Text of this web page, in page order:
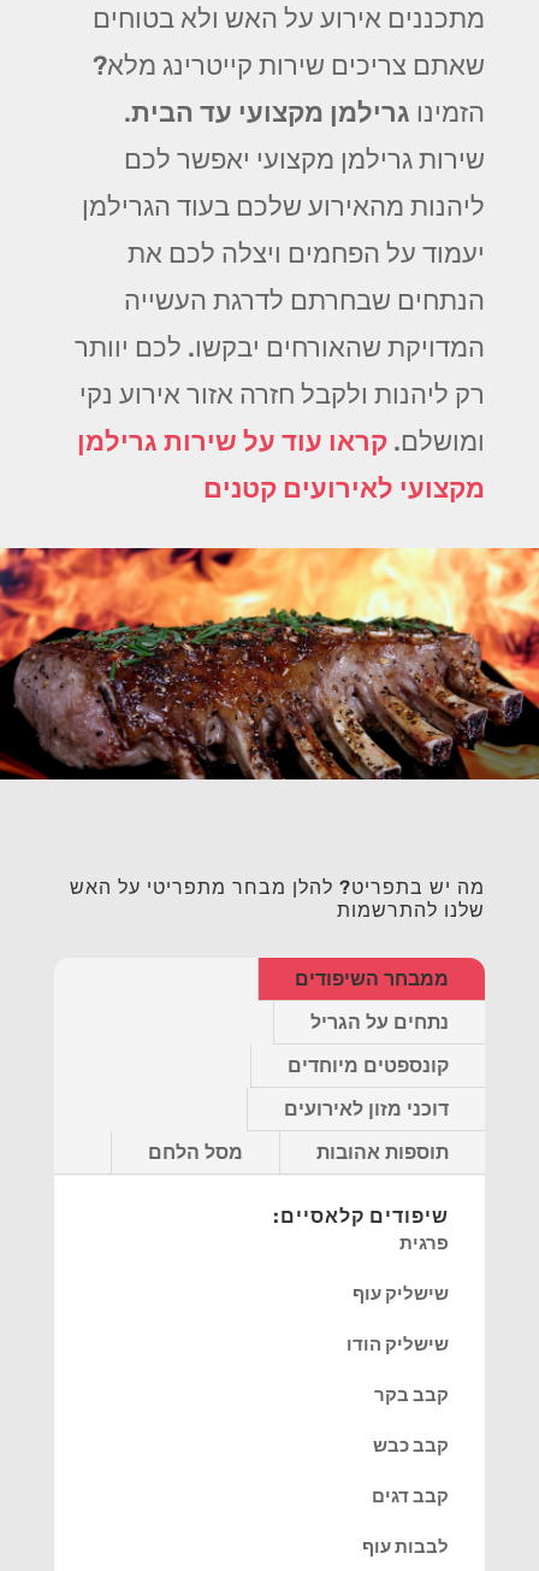
מתכננים אירוע על האש ולא בטוחים
שאתם צריכים שירות קייטרינג מלא?
הזמינו גרילמן מקצועי עד הבית.
שירות גרילמן מקצועי יאפשר לכם
ליהנות מהאירוע שלכם בעוד הגרילמן
יעמוד על הפחמים ויצלה לכם את
הנתחים שבחרתם לדרגת העשייה
המדויקת שהאורחים יבקשו. לכם יוותר
רק ליהנות ולקבל חזרה אזור אירוע נקי
ומושלם. קראו עוד על שירות גרילמן
מקצועי לאירועים קטנים
מה יש בתפריט? להלן מבחר מתפריטי על האש
שלנו להתרשמות
ממבחר השיפודים
נתחים על הגריל
קונספטים מיוחדים
דוכני מזון לאירועים
תוספות אהובות
מסל הלחם
שיפודים קלאסיים:
פרגית
שישליק עוף
שישליק הודו
קבב בקר
קבב כבש
קבב דגים
לבבות עוף